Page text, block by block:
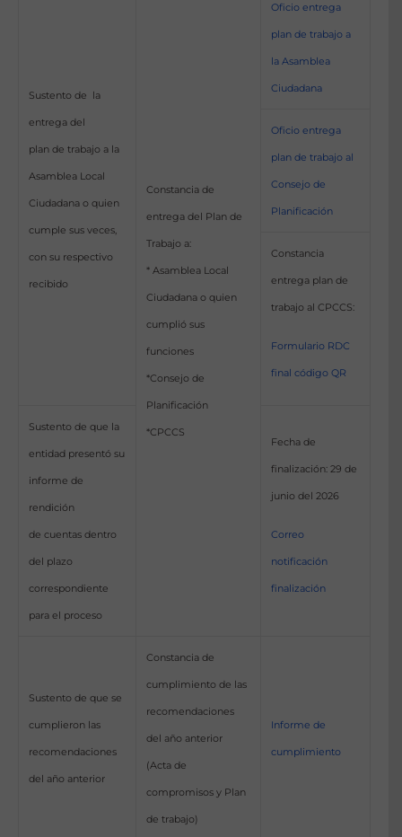
Sustento de la
entrega del
plan de trabajo a la
Asamblea Local
Ciudadana o quien
cumple sus veces,
con su respectivo
recibido
Constancia de
entrega del Plan de
Trabajo a:
* Asamblea Local
Ciudadana o quien
cumplió sus
funciones
*Consejo de
Planificación
*CPCCS
Oficio entrega
plan de trabajo a
la Asamblea
Ciudadana
Oficio entrega
plan de trabajo al
Consejo de
Planificación
Constancia
entrega plan de
trabajo al CPCCS:
Formulario RDC
final código QR
Sustento de que la
entidad presentó su
informe de
rendición
de cuentas dentro
del plazo
correspondiente
para el proceso
Fecha de
finalización: 29 de
junio del 2026
Correo
notificación
finalización
Sustento de que se
cumplieron las
recomendaciones
del año anterior
Constancia de
cumplimiento de las
recomendaciones
del año anterior
(Acta de
compromisos y Plan
de trabajo)
Informe de
cumplimiento